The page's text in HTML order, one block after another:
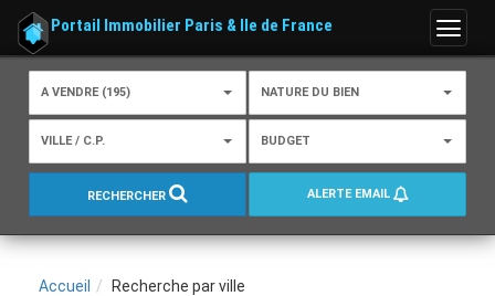
Menu
Portail Immobilier Paris & Ile de France
A VENDRE (195) NATURE DU BIEN
VILLE / C.P. BUDGET
RECHERCHER ALERTE EMAIL
Accueil Recherche par ville